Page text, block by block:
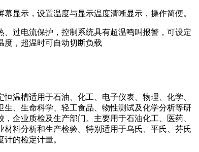
幕显示，设置温度与显示温度清晰显示，操作简便。
、过电流保护，控制系统具有超温鸣叫报警，可设定
度，超温时可自动切断负载
恒温槽适用于石油、化工、电子仪表、物理、化学、
生、生命科学、轻工食品、物性测试及化学分析等研
，企业质检及生产部门。主要用于石油化工、医药、
材料分析和生产检验。特别适用于乌氏、平氏、芬氏
的检定计量。